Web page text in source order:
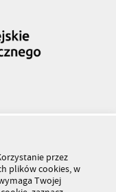
przez
plików cookies, w
Twojej